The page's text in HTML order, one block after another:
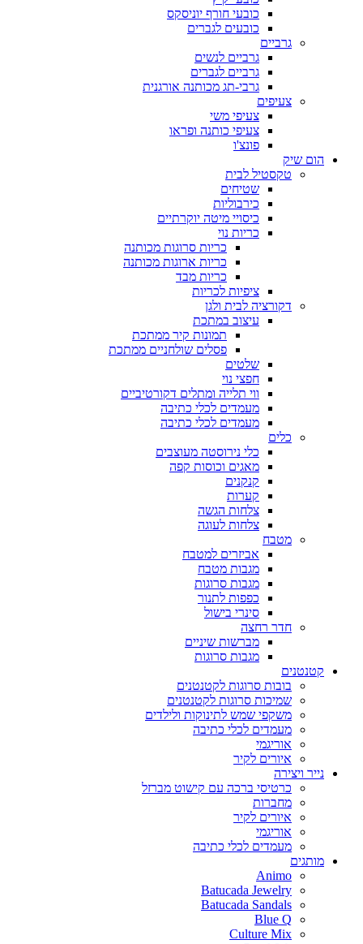
כובעי חורף יוניסקס
כובעים לגברים
גרביים
גרביים לנשים
גרביים לגברים
גרבי-תג מכותנה אורגנית
צעיפים
צעיפי משי
צעיפי כותנה ופראו
פונצ'ו
הום שיק
טקסטיל לבית
שטיחים
כירבוליות
כיסויי מיטה יוקרתיים
כריות נוי
כריות סרוגות מכותנה
כריות ארוגות מכותנה
כריות מבד
ציפיות לכריות
דקורציה לבית ולגן
עיצוב במתכת
תמונות קיר ממתכת
פסלים שולחניים ממתכת
שלטים
חפצי נוי
ווי תלייה ומתלים דקורטיביים
מעמדים לכלי כתיבה
מעמדים לכלי כתיבה
כלים
כלי נירוסטה מעוצבים
מאגים וכוסות קפה
קנקנים
קערות
צלחות הגשה
צלחות לעוגה
מטבח
אביזרים למטבח
מגבות מטבח
מגבות סרוגות
כפפות לתנור
סינרי בישול
חדר רחצה
מברשות שיניים
מגבות סרוגות
קטנטנים
בובות סרוגות לקטנטנים
שמיכות סרוגות לקטנטנים
משקפי שמש לתינוקות ולילדים
מעמדים לכלי כתיבה
אוריגמי
איורים לקיר
נייר ויצירה
כרטיסי ברכה עם קישוט מברזל
מחברות
איורים לקיר
אוריגמי
מעמדים לכלי כתיבה
מותגים
Animo
Batucada Jewelry
Batucada Sandals
Blue Q
Culture Mix